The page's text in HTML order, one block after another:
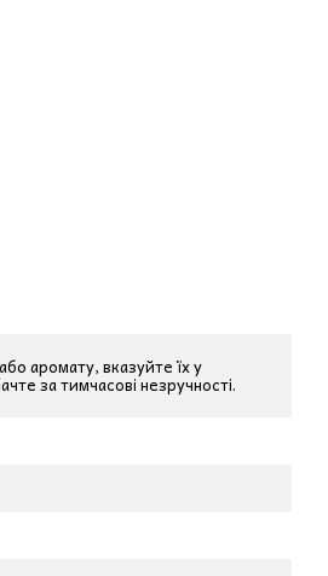
аромату, вказуйте їх у
за тимчасові незручності.